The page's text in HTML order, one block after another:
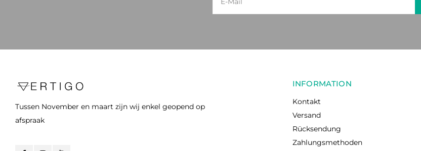
Tussen November en maart zijn wij enkel geopend op
afspraak
INFORMATION
Kontakt
Versand
Rücksendung
Zahlungsmethoden